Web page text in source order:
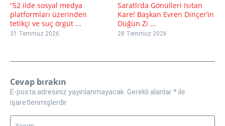
“52 ilde sosyal medya
platformları üzerinden
tetikçi ve suç örgüt ...
31 Temmuz 2026
Saratlı’da Gönülleri Isıtan
Kare! Başkan Evren Dinçer’in
Düğün Zi ...
28 Temmuz 2026
Cevap bırakın
E-posta adresiniz yayınlanmayacak. Gerekli alanlar*ile
işaretlenmişlerdir